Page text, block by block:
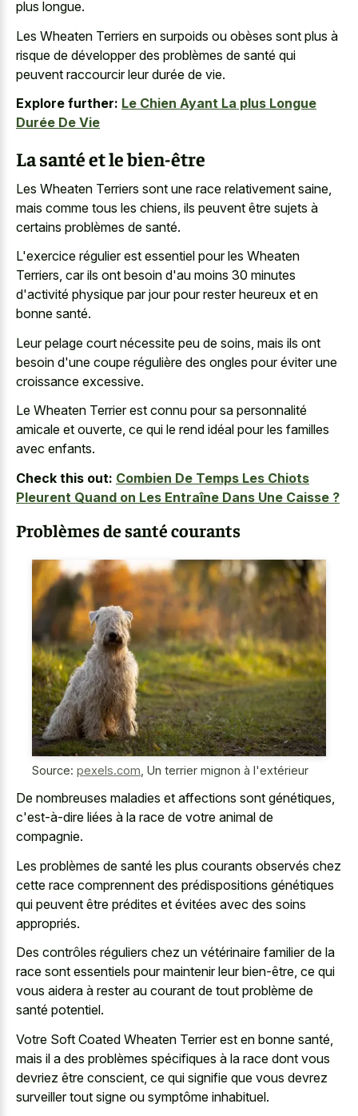
plus longue.
Les Wheaten Terriers en surpoids ou obèses sont plus à
risque de développer des problèmes de santé qui
peuvent raccourcir leur durée de vie.
Explore further: Le Chien Ayant La plus Longue
Durée De Vie
La santé et le bien-être
Les Wheaten Terriers sont une race relativement saine,
mais comme tous les chiens, ils peuvent être sujets à
certains problèmes de santé.
L'exercice régulier est essentiel pour les Wheaten
Terriers, car ils ont besoin d'au moins 30 minutes
d'activité physique par jour pour rester heureux et en
bonne santé.
Leur pelage court nécessite peu de soins, mais ils ont
besoin d'une coupe régulière des ongles pour éviter une
croissance excessive.
Le Wheaten Terrier est connu pour sa personnalité
amicale et ouverte, ce qui le rend idéal pour les familles
avec enfants.
Check this out: Combien De Temps Les Chiots
Pleurent Quand on Les Entraîne Dans Une Caisse ?
Problèmes de santé courants
Source: pexels.com Un terrier mignon à l'extérieur
De nombreuses maladies et affections sont génétiques,
c'est-à-dire liées à la race de votre animal de
compagnie.
Les problèmes de santé les plus courants observés chez
cette race comprennent des prédispositions génétiques
qui peuvent être prédites et évitées avec des soins
appropriés.
Des contrôles réguliers chez un vétérinaire familier de la
race sont essentiels pour maintenir leur bien-être, ce qui
vous aidera à rester au courant de tout problème de
santé potentiel.
Votre Soft Coated Wheaten Terrier est en bonne santé,
mais il a des problèmes spécifiques à la race dont vous
devriez être conscient, ce qui signifie que vous devrez
surveiller tout signe ou symptôme inhabituel.